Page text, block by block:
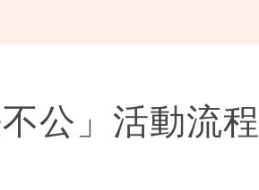
公」活動流